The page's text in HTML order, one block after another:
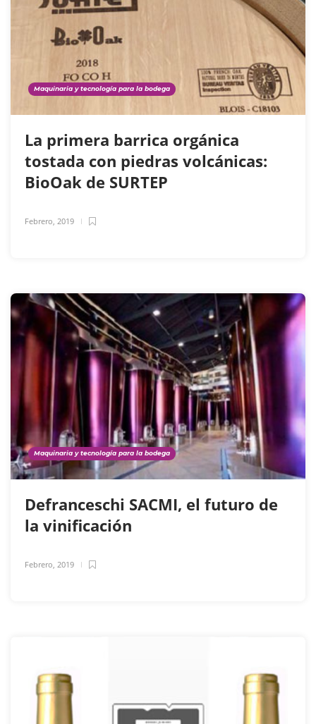
Maquinaria y tecnología para la bodega
La primera barrica orgánica
tostada con piedras volcánicas:
BioOak de SURTEP
Febrero, 2019
Maquinaria y tecnología para la bodega
Defranceschi SACMI, el futuro de
la vinificación
Febrero, 2019